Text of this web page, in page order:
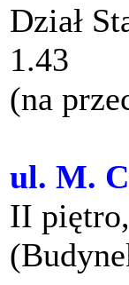
Dział
1.43
(na
ul. M.
II